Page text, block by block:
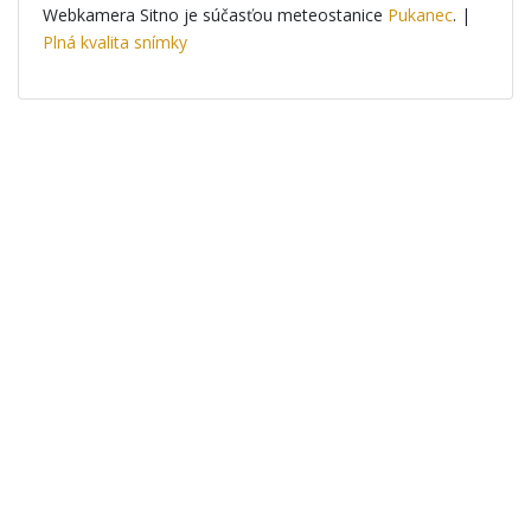
Webkamera Sitno je súčasťou meteostanice Pukanec. |
Plná kvalita snímky